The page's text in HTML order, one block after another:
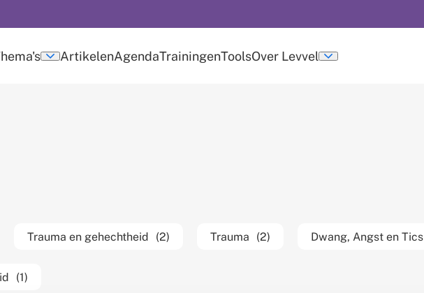
Submenu
ArtikelenAgendaTrainingenToolsOver Levvel
Submenu
Trauma en gehechtheid (2) Trauma (2) Dwang, Angst en Tics
(1)